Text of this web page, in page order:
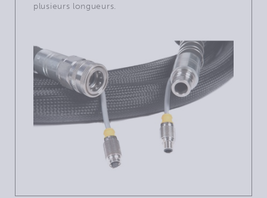
plusieurs longueurs.